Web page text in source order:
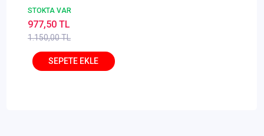
İşler Müdürlüğü
Konu Anlatımlı
STOKTA VAR
1.150,00 TL
977,50 TL